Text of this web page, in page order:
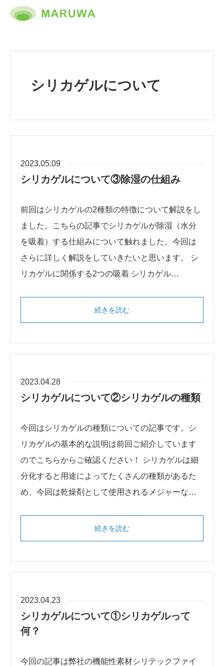
シリカゲルについて
2023.05.09
シリカゲルについて③除湿の仕組み
前回はシリカゲルの2種類の特徴について解説をし
ました。こちらの記事でシリカゲルが除湿（水分
を吸着）する仕組みについて触れました。今回は
さらに詳しく解説をしていきたいと思います。 シ
リカゲルに関係する2つの吸着 シリカゲル…
続きを読む
2023.04.28
シリカゲルについて②シリカゲルの種類
今回はシリカゲルの種類についての記事です。シ
リカゲルの基本的な説明は前回ご紹介しています
のでこちらからご確認ください！ シリカゲルは細
分化すると用途によってたくさんの種類があるた
め、今回は乾燥剤として使用されるメジャーな…
続きを読む
2023.04.23
シリカゲルについて①シリカゲルって
何？
今回の記事は弊社の機能性素材シリテックファイ